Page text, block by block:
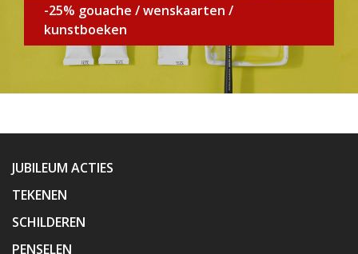
-25% gouache / wenskaarten /
kunstboeken
JUBILEUM ACTIES
TEKENEN
SCHILDEREN
PENSELEN